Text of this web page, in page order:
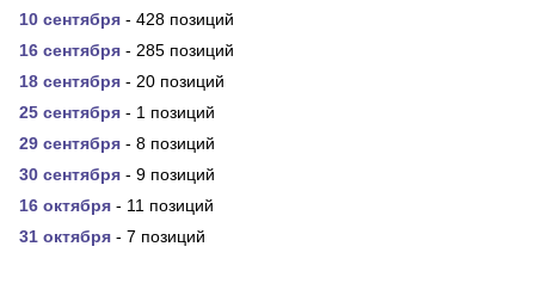
10 сентября - 428 позиций
16 сентября - 285 позиций
18 сентября - 20 позиций
25 сентября - 1 позиций
29 сентября - 8 позиций
30 сентября - 9 позиций
16 октября - 11 позиций
31 октября - 7 позиций